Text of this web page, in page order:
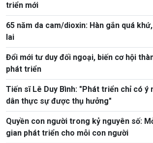
triển mới
65 năm da cam/dioxin: Hàn gắn quá
lai
Đổi mới tư duy đối ngoại, biến cơ hội
phát triển
Tiến sĩ Lê Duy Bình: "Phát triển chỉ có ý
dân thực sự được thụ hưởng"
Quyền con người trong kỷ nguyên số:
gian phát triển cho mỗi con người